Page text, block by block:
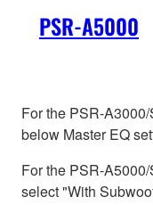
PSR-A5000
For the PSR-
below Master EQ
For the PSR-
select "With